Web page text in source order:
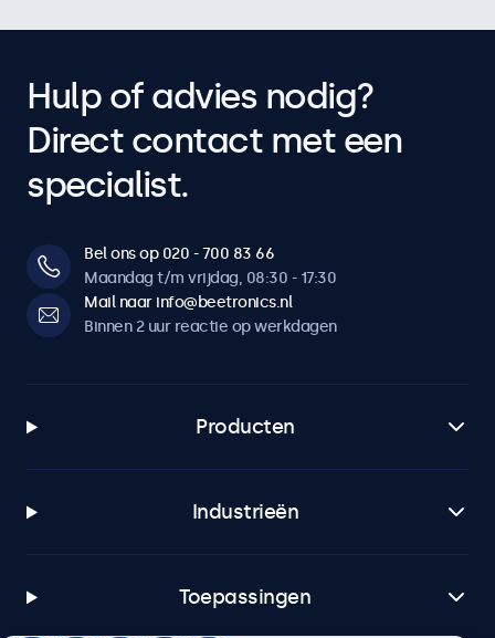
Hulp of advies nodig?
Direct contact met een
specialist.
Bel ons op 020 - 700 83 66
Maandag t/m vrijdag, 08:30 - 17:30
Mail naar info@beetronics.nl
Binnen 2 uur reactie op werkdagen
Producten
Industrieën
Toepassingen